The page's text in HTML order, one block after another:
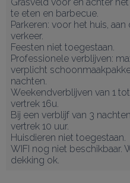
te eten en barbecue.
Parkeren: voor het huis,
verkeer.
Feesten niet toegestaan.
Professionele verblijven:
verplicht
nachten.
Weekendverblijven van 1
vertrek 16u.
Bij een verblijf van 3
vertrek 10 uur.
Huisdieren niet toegestaan.
WIFI nog niet beschikbaar.
dekking ok.